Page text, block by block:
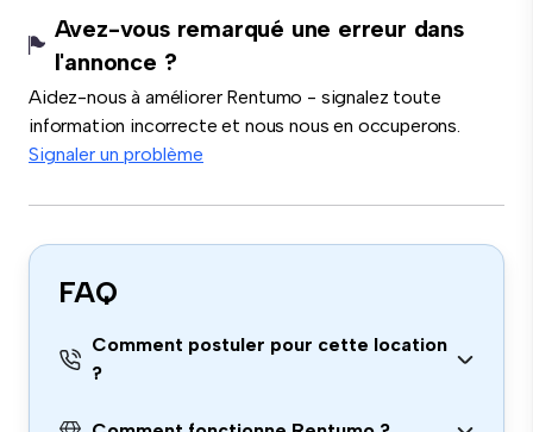
Avez-vous remarqué une erreur dans
l'annonce ?
Aidez-nous à améliorer Rentumo - signalez toute
information incorrecte et nous nous en occuperons.
Signaler un problème
FAQ
Comment postuler pour cette location
?